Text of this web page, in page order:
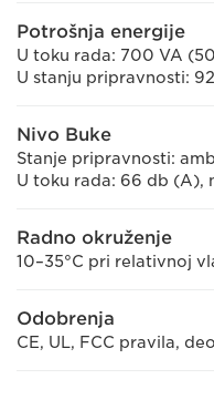
Potrošnja energije
U toku rada: 700 VA
U stanju pripravnosti:
Nivo Buke
Stanje pripravnosti:
U toku rada: 66 db (A),
Radno okruženje
10–35°C pri relativnoj
Odobrenja
CE, UL, FCC pravila,